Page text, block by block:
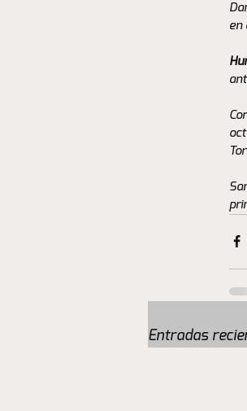
en
Entradas